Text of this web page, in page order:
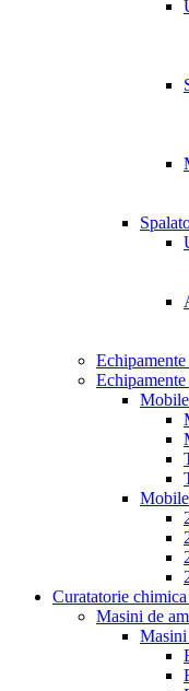
Curatatorie
Masini de
Masini